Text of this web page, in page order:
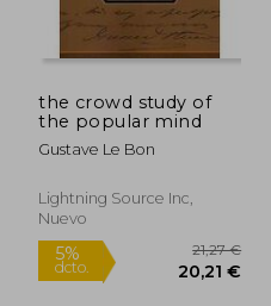
5%
the crowd study of
the popular mind
Gustave Le Bon
Lightning Source Inc,
Nuevo